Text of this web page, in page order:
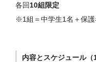
各回10組限定
※1組＝中学生1名＋保護
内容とスケジュール（